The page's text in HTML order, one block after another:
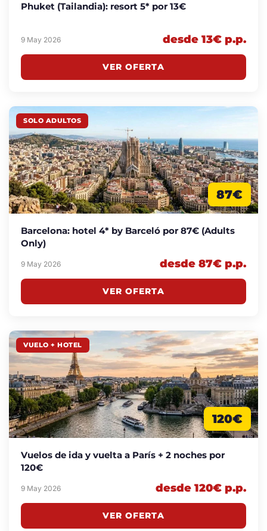
Phuket (Tailandia): resort 5* por 13€
9 May 2026 desde 13€ p.p.
VER OFERTA
SOLO ADULTOS
87€
Barcelona: hotel 4* by Barceló por 87€ (Adults
Only)
9 May 2026 desde 87€ p.p.
VER OFERTA
VUELO + HOTEL
120€
Vuelos de ida y vuelta a París + 2 noches por
120€
9 May 2026 desde 120€ p.p.
VER OFERTA